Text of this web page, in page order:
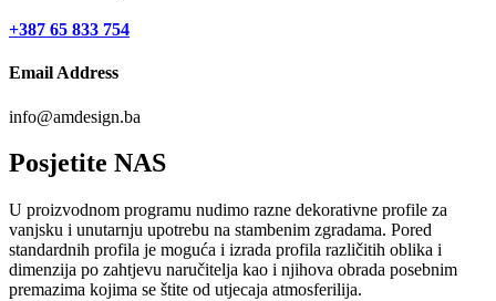
+387 65 833 754
Email Address
info@amdesign.ba
Posjetite NAS
U proizvodnom programu nudimo razne dekorativne profile za
vanjsku i unutarnju upotrebu na stambenim zgradama. Pored
standardnih profila je moguća i izrada profila različitih oblika i
dimenzija po zahtjevu naručitelja kao i njihova obrada posebnim
premazima kojima se štite od utjecaja atmosferilija.